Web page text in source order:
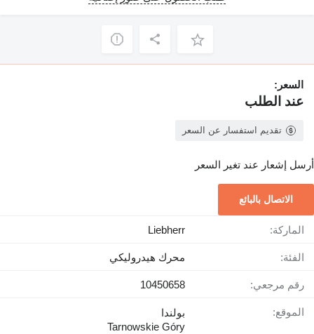
السعر:
عند الطلب
تقديم استفسار عن السعر
أرسل إشعار عند تغير السعر
الاتصال بالبائع
الماركة: Liebherr
الفئة: محرك هيدروليكي
رقم مرجعي: 10450658
الموقع:
بولندا
Tarnowskie Góry